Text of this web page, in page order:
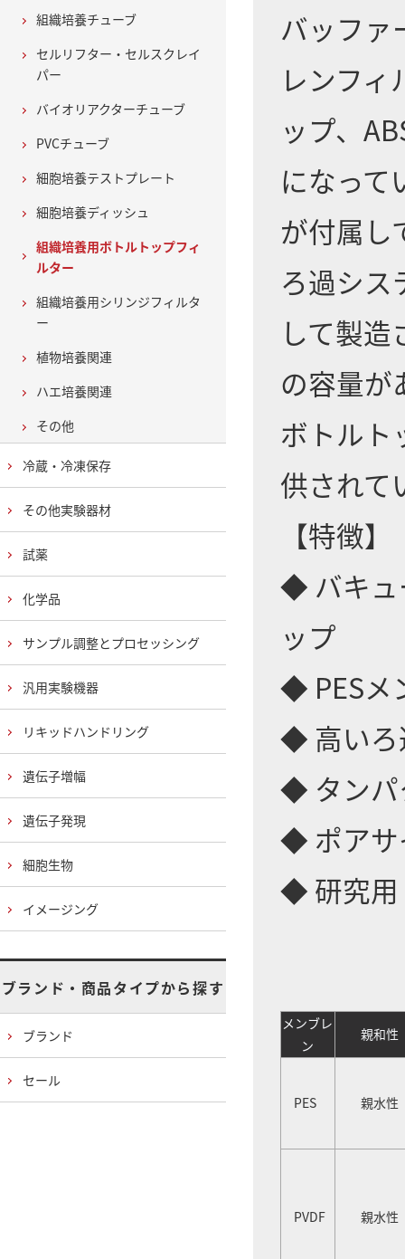
バッファ
レンフ
ップ、
になって
が付属し
ろ過シス
して製
の容量が
ボトルト
供されて
【特徴】
◆ バキュ
ップ
◆ PESメ
◆ 高いろ
◆ タンパ
◆ ポアサ
◆ 研究用
メンブレ
ン
親和性
PES 親水性
PVDF 親水性
組織培養チューブ
セルリフター・セルスクレイ
パー
バイオリアクターチューブ
PVCチューブ
細胞培養テストプレート
細胞培養ディッシュ
組織培養用ボトルトップフィ
ルター
組織培養用シリンジフィルタ
ー
植物培養関連
ハエ培養関連
その他
冷蔵・冷凍保存
その他実験器材
試薬
化学品
サンプル調整とプロセッシング
汎用実験機器
リキッドハンドリング
遺伝子増幅
遺伝子発現
細胞生物
イメージング
ブランド・商品タイプから探す
ブランド
セール